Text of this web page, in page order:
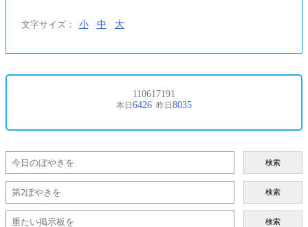
文字サイズ： 小 中 大
検索
検索
検索